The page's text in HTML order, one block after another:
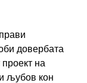
довербата
на
љубов кон